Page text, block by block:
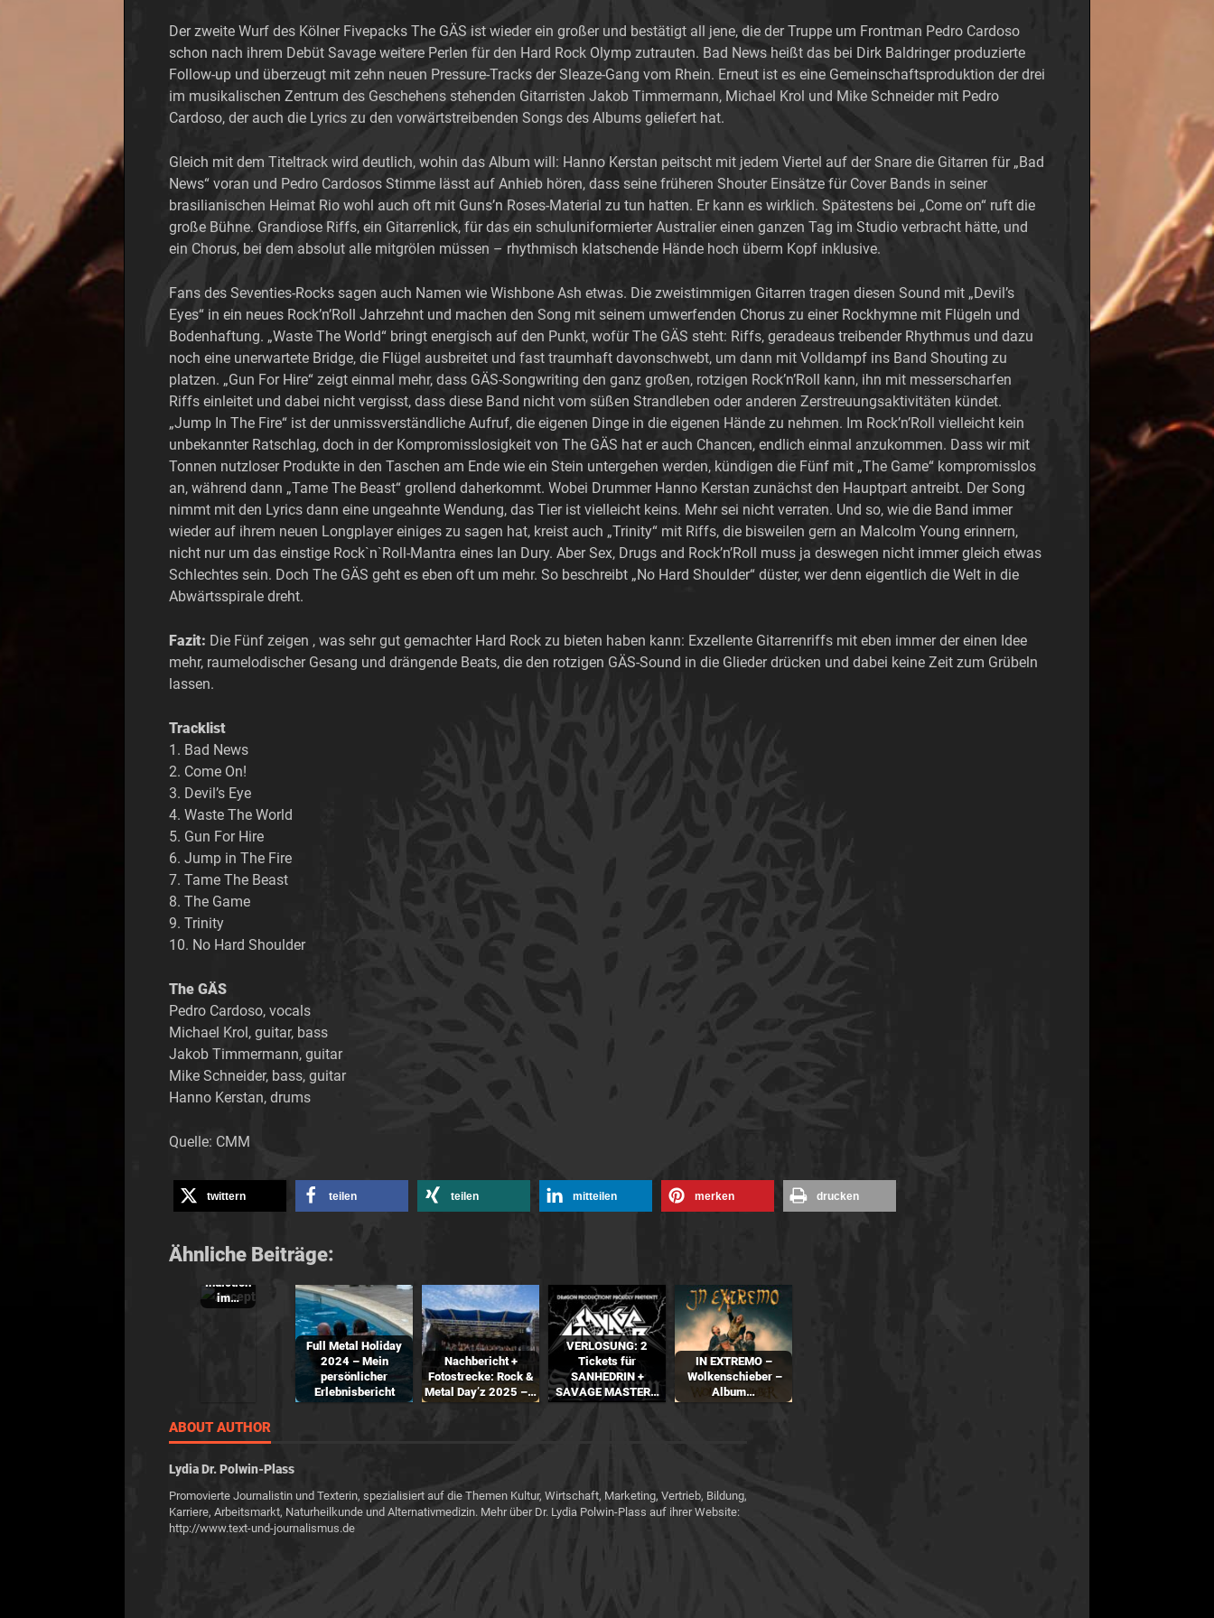
Der zweite Wurf des Kölner Fivepacks The GÄS ist wieder ein großer und bestätigt all jene, die der Truppe um Frontman Pedro Cardoso
schon nach ihrem Debüt Savage weitere Perlen für den Hard Rock Olymp zutrauten. Bad News heißt das bei Dirk Baldringer produzierte
Follow-up und überzeugt mit zehn neuen Pressure-Tracks der Sleaze-Gang vom Rhein. Erneut ist es eine Gemeinschaftsproduktion der drei
im musikalischen Zentrum des Geschehens stehenden Gitarristen Jakob Timmermann, Michael Krol und Mike Schneider mit Pedro
Cardoso, der auch die Lyrics zu den vorwärtstreibenden Songs des Albums geliefert hat.
Gleich mit dem Titeltrack wird deutlich, wohin das Album will: Hanno Kerstan peitscht mit jedem Viertel auf der Snare die Gitarren für „Bad
News“ voran und Pedro Cardosos Stimme lässt auf Anhieb hören, dass seine früheren Shouter Einsätze für Cover Bands in seiner
brasilianischen Heimat Rio wohl auch oft mit Guns’n Roses-Material zu tun hatten. Er kann es wirklich. Spätestens bei „Come on“ ruft die
große Bühne. Grandiose Riffs, ein Gitarrenlick, für das ein schuluniformierter Australier einen ganzen Tag im Studio verbracht hätte, und
ein Chorus, bei dem absolut alle mitgrölen müssen – rhythmisch klatschende Hände hoch überm Kopf inklusive.
Fans des Seventies-Rocks sagen auch Namen wie Wishbone Ash etwas. Die zweistimmigen Gitarren tragen diesen Sound mit „Devil’s
Eyes“ in ein neues Rock’n’Roll Jahrzehnt und machen den Song mit seinem umwerfenden Chorus zu einer Rockhymne mit Flügeln und
Bodenhaftung. „Waste The World“ bringt energisch auf den Punkt, wofür The GÄS steht: Riffs, geradeaus treibender Rhythmus und dazu
noch eine unerwartete Bridge, die Flügel ausbreitet und fast traumhaft davonschwebt, um dann mit Volldampf ins Band Shouting zu
platzen. „Gun For Hire“ zeigt einmal mehr, dass GÄS-Songwriting den ganz großen, rotzigen Rock’n’Roll kann, ihn mit messerscharfen
Riffs einleitet und dabei nicht vergisst, dass diese Band nicht vom süßen Strandleben oder anderen Zerstreuungsaktivitäten kündet.
„Jump In The Fire“ ist der unmissverständliche Aufruf, die eigenen Dinge in die eigenen Hände zu nehmen. Im Rock’n’Roll vielleicht kein
unbekannter Ratschlag, doch in der Kompromisslosigkeit von The GÄS hat er auch Chancen, endlich einmal anzukommen. Dass wir mit
Tonnen nutzloser Produkte in den Taschen am Ende wie ein Stein untergehen werden, kündigen die Fünf mit „The Game“ kompromisslos
an, während dann „Tame The Beast“ grollend daherkommt. Wobei Drummer Hanno Kerstan zunächst den Hauptpart antreibt. Der Song
nimmt mit den Lyrics dann eine ungeahnte Wendung, das Tier ist vielleicht keins. Mehr sei nicht verraten. Und so, wie die Band immer
wieder auf ihrem neuen Longplayer einiges zu sagen hat, kreist auch „Trinity“ mit Riffs, die bisweilen gern an Malcolm Young erinnern,
nicht nur um das einstige Rock`n`Roll-Mantra eines Ian Dury. Aber Sex, Drugs and Rock’n’Roll muss ja deswegen nicht immer gleich etwas
Schlechtes sein. Doch The GÄS geht es eben oft um mehr. So beschreibt „No Hard Shoulder“ düster, wer denn eigentlich die Welt in die
Abwärtsspirale dreht.
Fazit: Die Fünf zeigen , was sehr gut gemachter Hard Rock zu bieten haben kann: Exzellente Gitarrenriffs mit eben immer der einen Idee
mehr, raumelodischer Gesang und drängende Beats, die den rotzigen GÄS-Sound in die Glieder drücken und dabei keine Zeit zum Grübeln
lassen.
Tracklist
1. Bad News
2. Come On!
3. Devil’s Eye
4. Waste The World
5. Gun For Hire
6. Jump in The Fire
7. Tame The Beast
8. The Game
9. Trinity
10. No Hard Shoulder
The GÄS
Pedro Cardoso, vocals
Michael Krol, guitar, bass
Jakob Timmermann, guitar
Mike Schneider, bass, guitar
Hanno Kerstan, drums
Quelle: CMM
twittern teilen teilen mitteilen merken drucken
Ähnliche Beiträge:
Tramp
Indiction
im…
Full Metal Holiday
2024 – Mein
persönlicher
Erlebnisbericht
Nachbericht +
Fotostrecke: Rock &
Metal Day’z 2025 –…
VERLOSUNG: 2
Tickets für
SANHEDRIN +
SAVAGE MASTER…
IN EXTREMO –
Wolkenschieber –
Album…
ABOUT AUTHOR
Lydia Dr. Polwin-Plass
Promovierte Journalistin und Texterin, spezialisiert auf die Themen Kultur, Wirtschaft, Marketing, Vertrieb, Bildung,
Karriere, Arbeitsmarkt, Naturheilkunde und Alternativmedizin. Mehr über Dr. Lydia Polwin-Plass auf ihrer Website:
http://www.text-und-journalismus.de